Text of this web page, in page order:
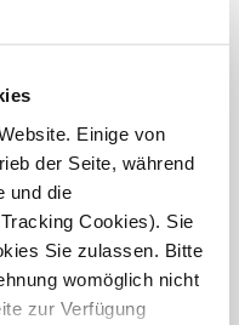
Einige von
der Seite, während
und die
Cookies). Sie
Sie zulassen. Bitte
womöglich nicht
zur Verfügung
im
liebe Angehörige,